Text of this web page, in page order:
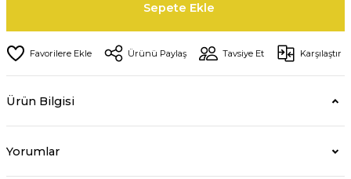
Sepete Ekle
Ürünü Paylaş Tavsiye Et Karşılaştır
Ürün Bilgisi
Yorumlar